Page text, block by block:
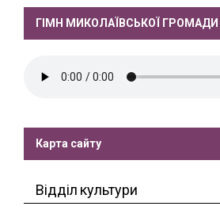
ГІМН МИКОЛАЇВСЬКОЇ ГРОМАДИ
Карта сайту
Відділ культури